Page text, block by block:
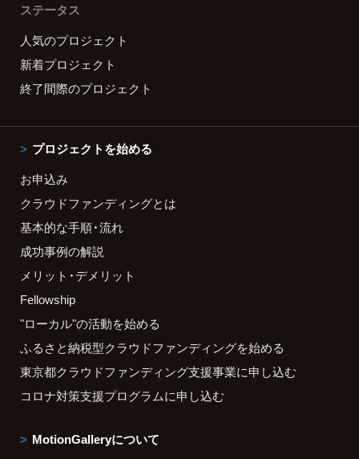
ステータス
人気のプロジェクト
新着プロジェクト
終了間際のプロジェクト
プロジェクトを始める
お申込み
クラウドファンディングとは
基本的な手順・流れ
成功事例の解説
メリット・デメリット
Fellowship
"ローカル"の活動を始める
ふるさと納税型クラウドファンディングを始める
東京都クラウドファンディング支援事業に申し込む
コロナ対策支援プログラムに申し込む
MotionGalleryについて